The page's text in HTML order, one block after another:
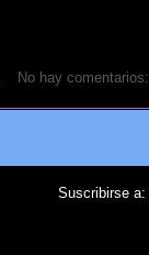
No hay comentarios:
Suscribirse a: